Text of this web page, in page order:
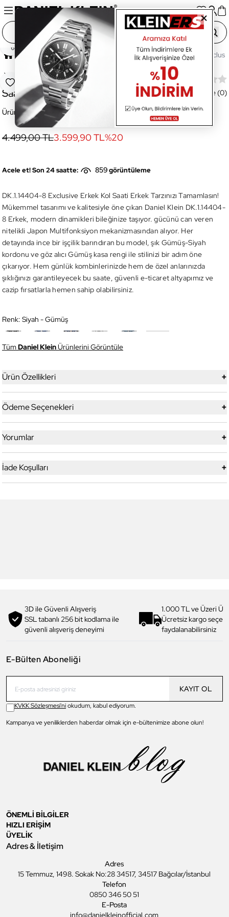
Ana Sayfa Saatler Erkek Saat DK.1.14404-8
Favoriye Ekle
Yeni
Paylaş
DK.1.14404-8 Exclusive Erkek Kol
Saati
Ürün Kodu:DK.1.14404-8
Değerlendirme (0)
4.499,00 TL3.599,90 TL%20
Acele et! Son 24 saatte: 859görüntüleme
DK.1.14404-8 Exclusive Erkek Kol Saati Erkek Tarzınızı Tamamlasın!
Mükemmel tasarımı ve kalitesiyle öne çıkan Daniel Klein DK.1.14404-
8 Erkek, modern dinamikleri bileğinize taşıyor. gücünü can veren
nitelikli Japon Multifonksiyon mekanizmasından alıyor. Her
detayında ince bir işçilik barındıran bu model, şık Gümüş-Siyah
kordonu ve göz alıcı Gümüş kasa rengi ile stilinizi bir adım öne
çıkarıyor. Hem günlük kombinlerinizde hem de özel anlarınızda
şıklığınızı garantileyecek bu saate, güvenli e-ticaret altyapımız ve
cazip fırsatlarla hemen sahip olabilirsiniz.
Renk: Siyah - Gümüş
TümDaniel KleinÜrünlerini Görüntüle
Ürün Özellikleri +
Ödeme Seçenekleri +
Yorumlar +
İade Koşulları +
3D ile Güvenli Alışveriş
SSL tabanlı 256 bit kodlama ile
güvenli alışveriş deneyimi
1.000 TL ve Üzeri
Ücretsiz kargo
faydalanabilirsiniz
E-Bülten Aboneliği
KAYIT OL
KVKK Sözleşmesi'niokudum, kabul ediyorum.
Kampanya ve yeniliklerden haberdar olmak için e-bültenimize abone olun!
ÖNEMLİ BİLGİLER
HIZLI ERİŞİM
ÜYELİK
Adres & İletişim
Adres
15 Temmuz, 1498. Sokak No:28 34517, 34517 Bağcılar/İstanbul
Telefon
0850 346 50 51
E-Posta
info@danielkleinofficial.com